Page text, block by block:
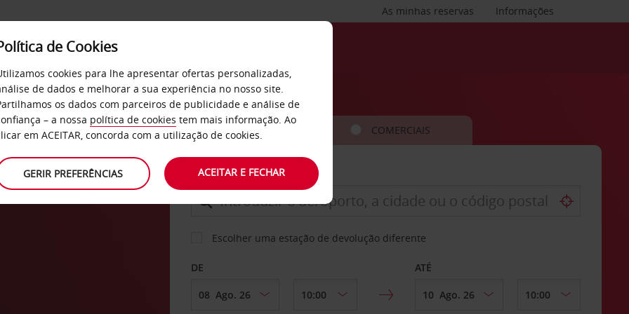
Informações
As minhas reservas
SERVIÇOS EMPRESAS
CARRO COMERCIAIS
LEVANTAR EM
Escolher uma estação de devolução diferente
DE ATÉ
de Cookies
cookies para lhe apresentar ofertas personalizadas,
de dados e melhorar a sua experiência no nosso site.
os dados com parceiros de publicidade e análise de
– a nossa política de cookies tem mais informação. Ao
em ACEITAR, concorda com a utilização de cookies.
GERIR PREFERÊNCIAS ACEITAR E FECHAR